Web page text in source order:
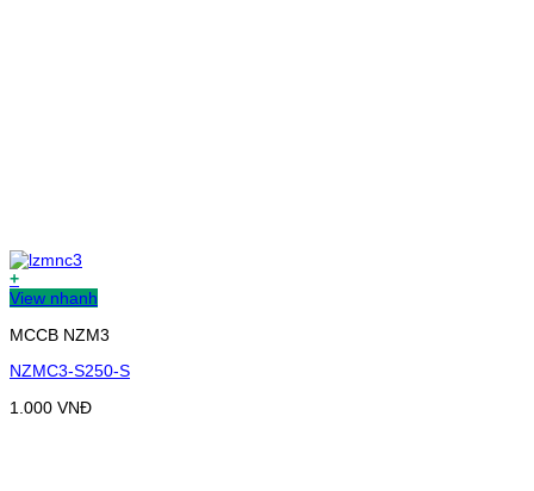
+
View nhanh
MCCB NZM3
NZMC3-S250-S
1.000 VNĐ